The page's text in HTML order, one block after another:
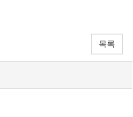
목록